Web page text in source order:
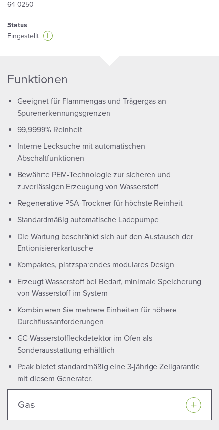
64-0250
Status
Eingestellt
i
Funktionen
Geeignet für Flammengas und Trägergas an
Spurenerkennungsgrenzen
99,9999% Reinheit
Interne Lecksuche mit automatischen
Abschaltfunktionen
Bewährte PEM-Technologie zur sicheren und
zuverlässigen Erzeugung von Wasserstoff
Regenerative PSA-Trockner für höchste Reinheit
Standardmäßig automatische Ladepumpe
Die Wartung beschränkt sich auf den Austausch der
Entionisiererkartusche
Kompaktes, platzsparendes modulares Design
Erzeugt Wasserstoff bei Bedarf, minimale Speicherung
von Wasserstoff im System
Kombinieren Sie mehrere Einheiten für höhere
Durchflussanforderungen
GC-Wasserstoffleckdetektor im Ofen als
Sonderausstattung erhältlich
Peak bietet standardmäßig eine 3-jährige Zellgarantie
mit diesem Generator.
Gas